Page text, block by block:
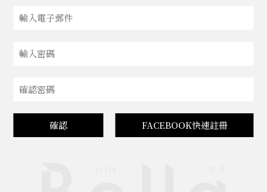
確認 FACEBOOK快速註冊